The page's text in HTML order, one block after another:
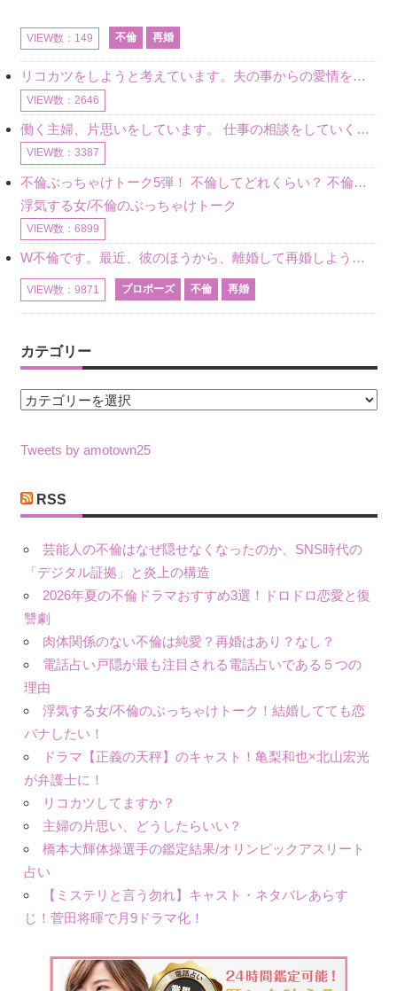
VIEW数：149 不倫 再婚
リコカツをしようと考えています。夫の事からの愛情を全く感じません。子供がいるので、子供が成長するまではと我慢しています。 まず、お金が必要だと考え、仕事の量も増やしました。ところが、夫は働かず、結局は
VIEW数：2646
働く主婦、片思いをしています。 仕事の相談をしていくうちに、彼のことを好きになりました。私には夫も子供もいます。不倫をしているわけでもなく、もちろん、この気持ちは誰にも話していません。 ラインをする関
VIEW数：3387
不倫ぶっちゃけトーク5弾！ 不倫してどれくらい？ 不倫のあれこれを、なんでもどうぞ♪♪
浮気する女/不倫のぶっちゃけトーク
VIEW数：6899
W不倫です。最近、彼のほうから、離婚して再婚しよう、と言ってきました。ハッキリいうと、そこまでは考えていませんでした。彼を好きな気持ちはあるし、彼なしの生活は考えられません。だけど、離婚して再婚すると
VIEW数：9871 プロポーズ 不倫 再婚
カテゴリー
カ
ゴ
ー
Tweets by amotown25
RSS
芸能人の不倫はなぜ隠せなくなったのか、SNS時代の
「デジタル証拠」と炎上の構造
2026年夏の不倫ドラマおすすめ3選！ドロドロ恋愛と復
讐劇
肉体関係のない不倫は純愛？再婚はあり？なし？
電話占い戸隠が最も注目される電話占いである５つの
理由
浮気する女/不倫のぶっちゃけトーク！結婚してても恋
バナしたい！
ドラマ【正義の天秤】のキャスト！亀梨和也×北山宏光
が弁護士に！
リコカツしてますか？
主婦の片思い、どうしたらいい？
橋本大輝体操選手の鑑定結果/オリンピックアスリート
占い
【ミステリと言う勿れ】キャスト・ネタバレあらす
じ！菅田将暉で月9ドラマ化！